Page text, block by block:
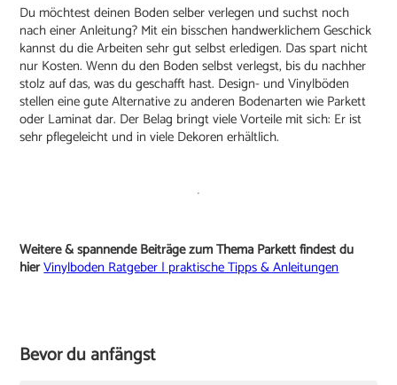
Du möchtest deinen Boden selber verlegen und suchst noch
nach einer Anleitung? Mit ein bisschen handwerklichem Geschick
kannst du die Arbeiten sehr gut selbst erledigen. Das spart nicht
nur Kosten. Wenn du den Boden selbst verlegst, bis du nachher
stolz auf das, was du geschafft hast. Design- und Vinylböden
stellen eine gute Alternative zu anderen Bodenarten wie Parkett
oder Laminat dar. Der Belag bringt viele Vorteile mit sich: Er ist
sehr pflegeleicht und in viele Dekoren erhältlich.
Weitere & spannende Beiträge zum Thema Parkett findest du
hierVinylboden Ratgeber | praktische Tipps & Anleitungen
Bevor du anfängst